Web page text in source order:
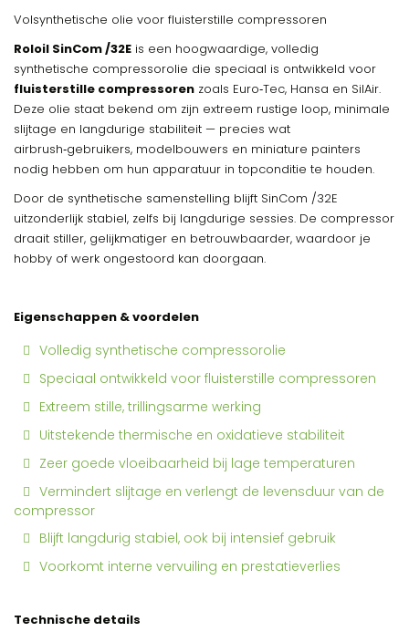
Volsynthetische olie voor fluisterstille compressoren
Roloil SinCom /32E is een hoogwaardige, volledig
synthetische compressorolie die speciaal is ontwikkeld voor
fluisterstille compressoren zoals Euro‑Tec, Hansa en SilAir.
Deze olie staat bekend om zijn extreem rustige loop, minimale
slijtage en langdurige stabiliteit — precies wat
airbrush‑gebruikers, modelbouwers en miniature painters
nodig hebben om hun apparatuur in topconditie te houden.
Door de synthetische samenstelling blijft SinCom /32E
uitzonderlijk stabiel, zelfs bij langdurige sessies. De compressor
draait stiller, gelijkmatiger en betrouwbaarder, waardoor je
hobby of werk ongestoord kan doorgaan.
Eigenschappen & voordelen
Volledig synthetische compressorolie
Speciaal ontwikkeld voor fluisterstille compressoren
Extreem stille, trillingsarme werking
Uitstekende thermische en oxidatieve stabiliteit
Zeer goede vloeibaarheid bij lage temperaturen
Vermindert slijtage en verlengt de levensduur van de
compressor
Blijft langdurig stabiel, ook bij intensief gebruik
Voorkomt interne vervuiling en prestatieverlies
Technische details